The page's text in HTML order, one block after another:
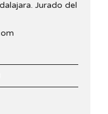
Jurado del